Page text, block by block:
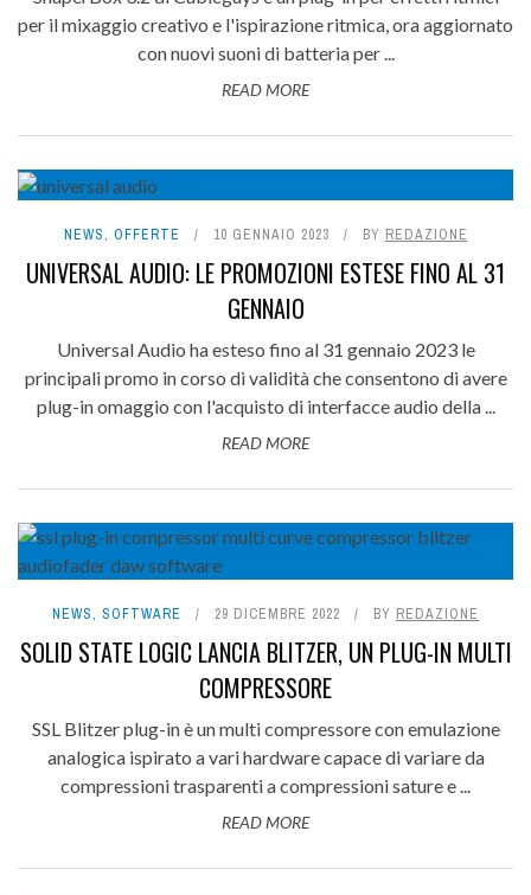
per il mixaggio creativo e l'ispirazione ritmica, ora aggiornato
con nuovi suoni di batteria per ...
READ MORE
NEWS, OFFERTE 10 GENNAIO 2023 BY REDAZIONE
UNIVERSAL AUDIO: LE PROMOZIONI ESTESE FINO AL 31
GENNAIO
Universal Audio ha esteso fino al 31 gennaio 2023 le
principali promo in corso di validità che consentono di avere
plug-in omaggio con l'acquisto di interfacce audio della ...
READ MORE
NEWS, SOFTWARE 29 DICEMBRE 2022 BY REDAZIONE
SOLID STATE LOGIC LANCIA BLITZER, UN PLUG-IN MULTI
COMPRESSORE
SSL Blitzer plug-in è un multi compressore con emulazione
analogica ispirato a vari hardware capace di variare da
compressioni trasparenti a compressioni sature e ...
READ MORE